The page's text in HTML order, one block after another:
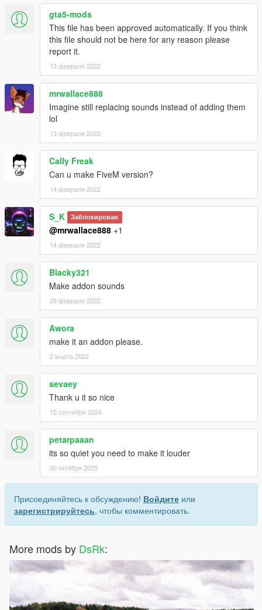
gta5-mods
This file has been approved automatically. If you think
this file should not be here for any reason please
report it.
13 февраля 2022
mrwallace888
Imagine still replacing sounds instead of adding them
lol
13 февраля 2022
Cally Freak
Can u make FiveM version?
14 февраля 2022
S_K Заблокирован
@mrwallace888 +1
14 февраля 2022
Blacky321
Make addon sounds
28 февраля 2022
Awora
make it an addon please.
2 марта 2022
sevaey
Thank u it so nice
15 сентября 2024
petarpaaan
its so quiet you need to make it louder
30 октября 2025
Присоединяйтесь к обсуждению! Войдите или
зарегистрируйтесь, чтобы комментировать.
More mods by DsRk: